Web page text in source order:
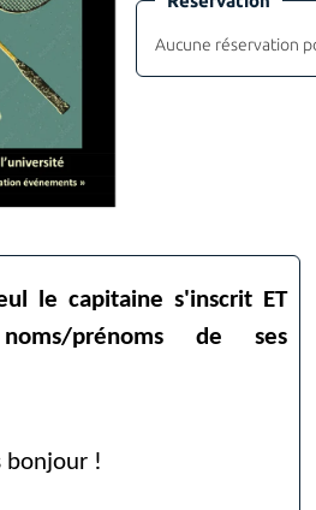
le capitaine s'inscrit ET
prénoms de ses
bonjour !
Aucune réservation